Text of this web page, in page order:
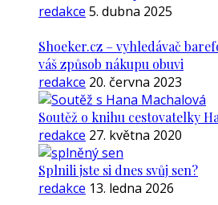
redakce 5. dubna 2025
Shoeker.cz – vyhledávač
váš způsob nákupu obuvi
redakce 20. června 2023
Soutěž o knihu cestovatelky
redakce 27. května 2020
Splnili jste si dnes svůj sen?
redakce 13. ledna 2026